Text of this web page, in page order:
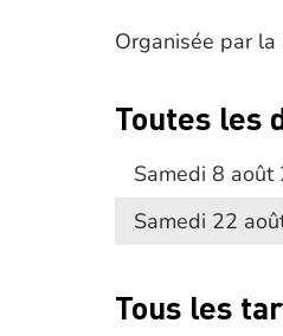
Organisée par la
Toutes les
Samedi 8 août
Samedi 22
Tous les